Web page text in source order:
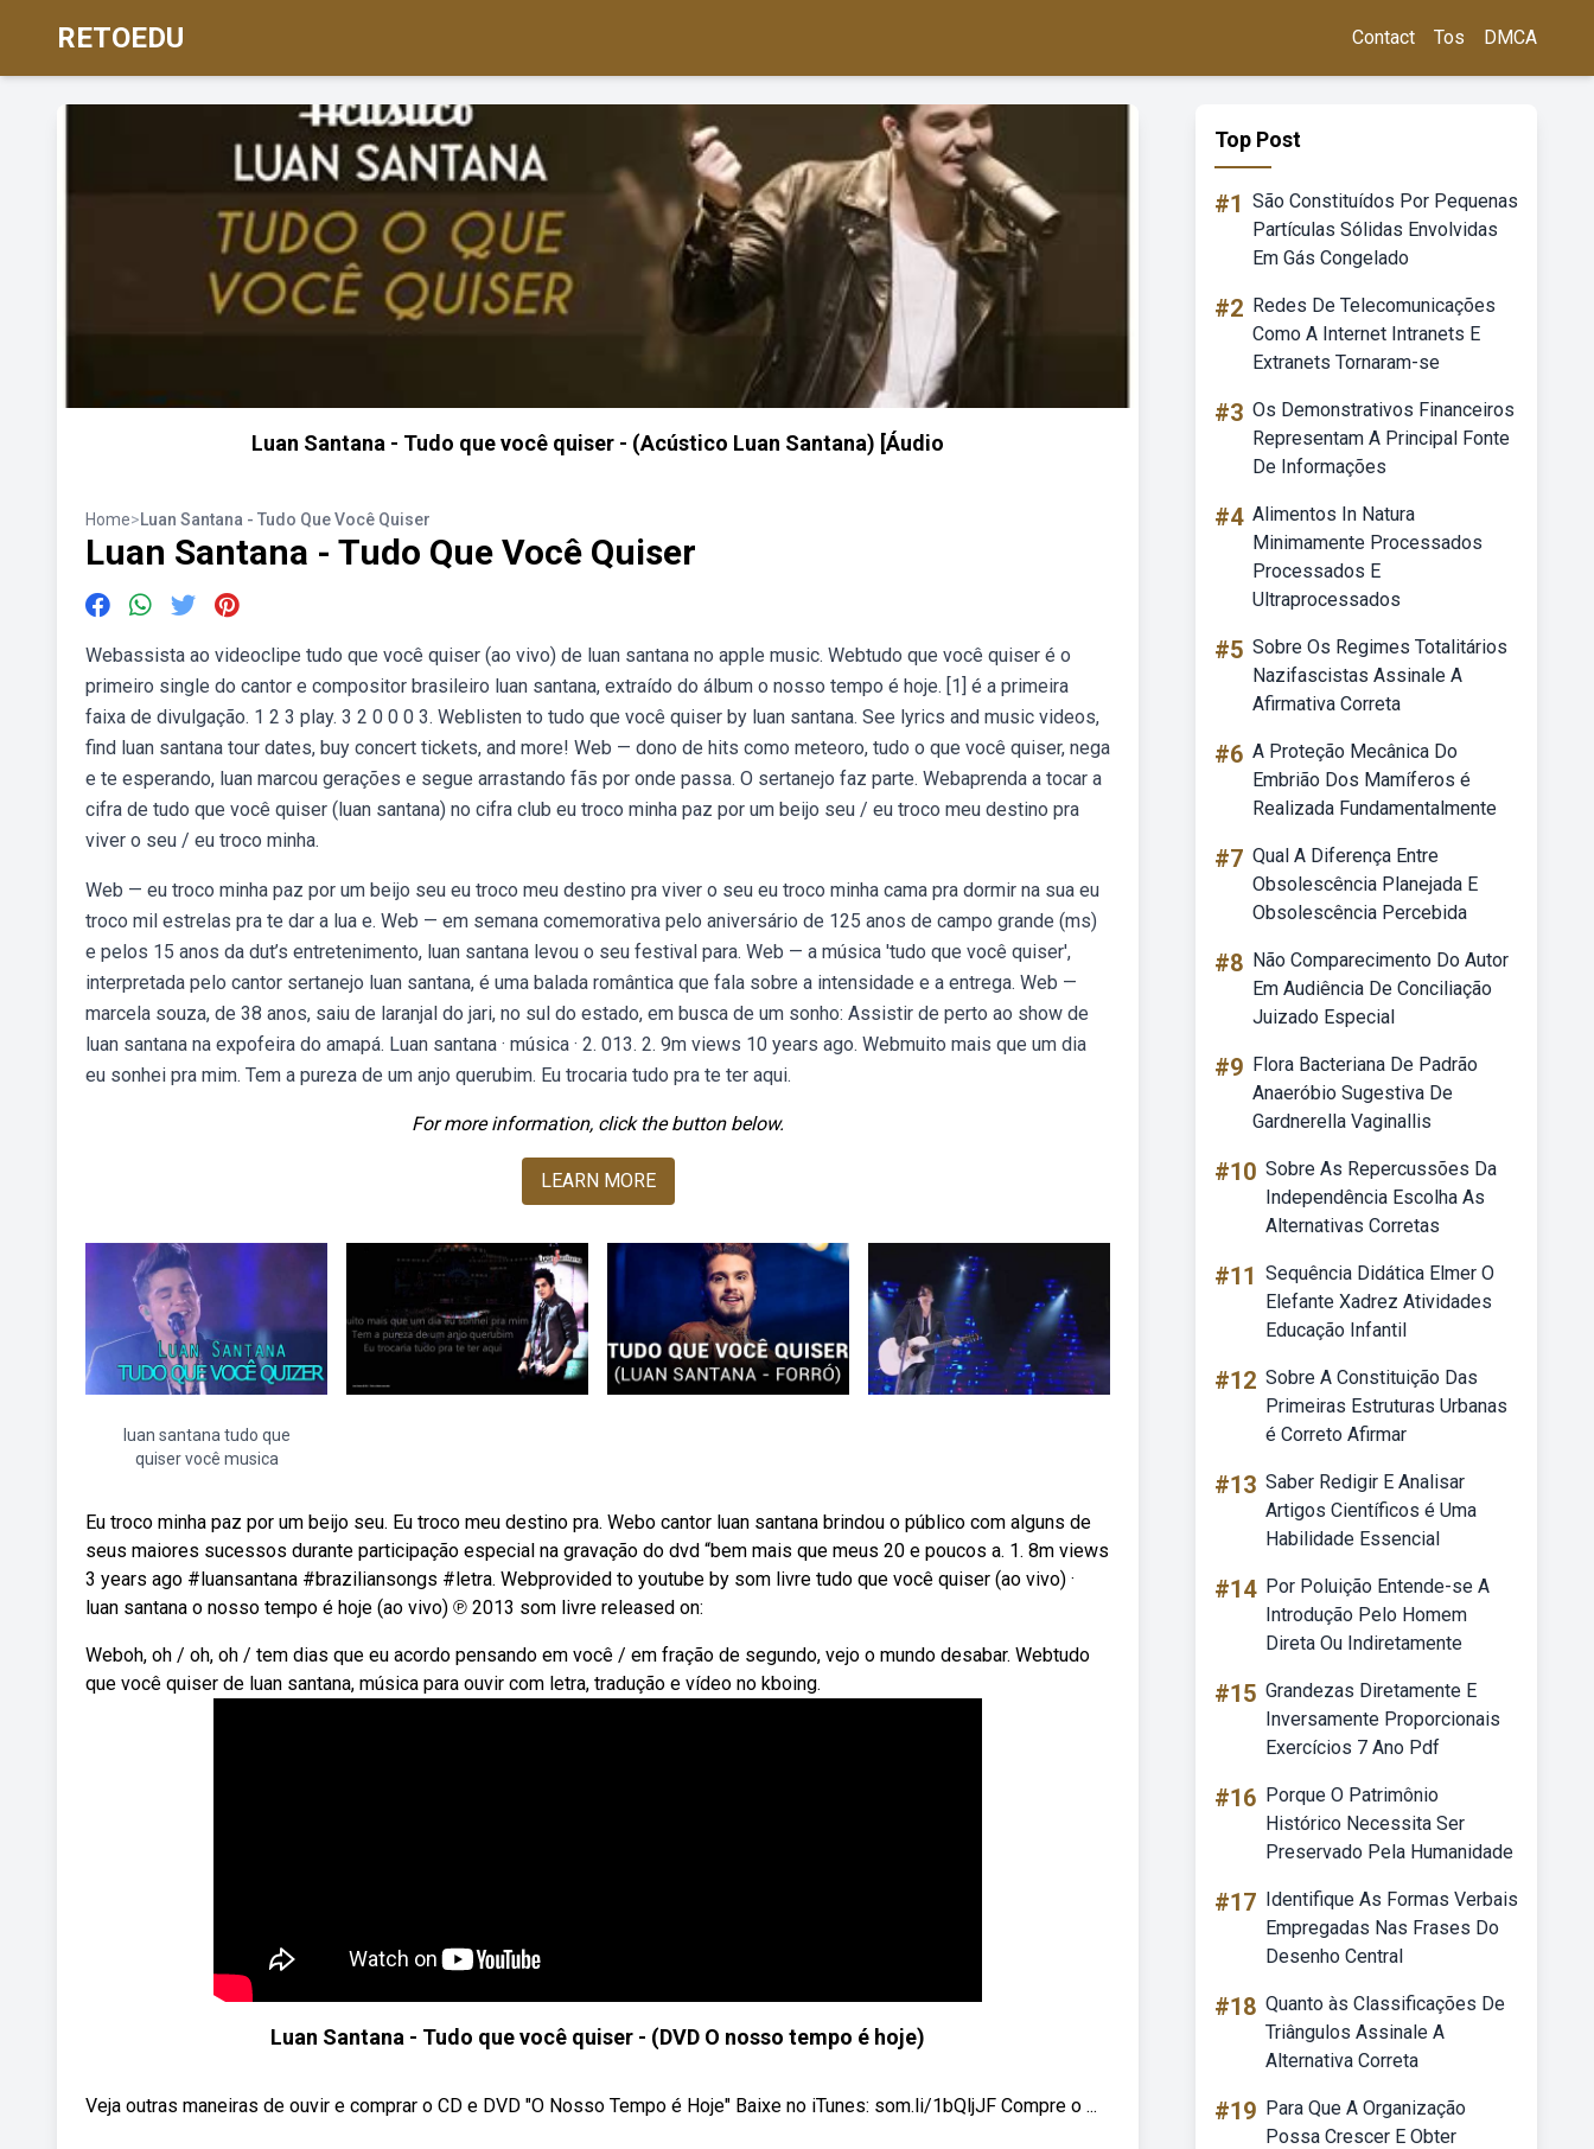
RETOEDU Contact Tos DMCA
Luan Santana - Tudo que você quiser - (Acústico Luan Santana) [Áudio
Home>Luan Santana - Tudo Que Você Quiser
Luan Santana - Tudo Que Você Quiser
Webassista ao videoclipe tudo que você quiser (ao vivo) de luan santana no apple music. Webtudo que você quiser é o
primeiro single do cantor e compositor brasileiro luan santana, extraído do álbum o nosso tempo é hoje. [1] é a primeira
faixa de divulgação. 1 2 3 play. 3 2 0 0 0 3. Weblisten to tudo que você quiser by luan santana. See lyrics and music videos,
find luan santana tour dates, buy concert tickets, and more! Web — dono de hits como meteoro, tudo o que você quiser, nega
e te esperando, luan marcou gerações e segue arrastando fãs por onde passa. O sertanejo faz parte. Webaprenda a tocar a
cifra de tudo que você quiser (luan santana) no cifra club eu troco minha paz por um beijo seu / eu troco meu destino pra
viver o seu / eu troco minha.
Web — eu troco minha paz por um beijo seu eu troco meu destino pra viver o seu eu troco minha cama pra dormir na sua eu
troco mil estrelas pra te dar a lua e. Web — em semana comemorativa pelo aniversário de 125 anos de campo grande (ms)
e pelos 15 anos da dut’s entretenimento, luan santana levou o seu festival para. Web — a música 'tudo que você quiser',
interpretada pelo cantor sertanejo luan santana, é uma balada romântica que fala sobre a intensidade e a entrega. Web —
marcela souza, de 38 anos, saiu de laranjal do jari, no sul do estado, em busca de um sonho: Assistir de perto ao show de
luan santana na expofeira do amapá. Luan santana · música · 2. 013. 2. 9m views 10 years ago. Webmuito mais que um dia
eu sonhei pra mim. Tem a pureza de um anjo querubim. Eu trocaria tudo pra te ter aqui.
For more information, click the button below.
LEARN MORE
luan santana tudo que
quiser você musica
Eu troco minha paz por um beijo seu. Eu troco meu destino pra. Webo cantor luan santana brindou o público com alguns de
seus maiores sucessos durante participação especial na gravação do dvd “bem mais que meus 20 e poucos a. 1. 8m views
3 years ago #luansantana #braziliansongs #letra. Webprovided to youtube by som livre tudo que você quiser (ao vivo) ·
luan santana o nosso tempo é hoje (ao vivo) ℗ 2013 som livre released on:
Weboh, oh / oh, oh / tem dias que eu acordo pensando em você / em fração de segundo, vejo o mundo desabar. Webtudo
que você quiser de luan santana, música para ouvir com letra, tradução e vídeo no kboing.
Luan Santana - Tudo que você quiser - (DVD O nosso tempo é hoje)
Veja outras maneiras de ouvir e comprar o CD e DVD "O Nosso Tempo é Hoje" Baixe no iTunes: som.li/1bQljJF Compre o ...
Top Post
#1 São Constituídos Por Pequenas
Partículas Sólidas Envolvidas
Em Gás Congelado
#2 Redes De Telecomunicações
Como A Internet Intranets E
Extranets Tornaram-se
#3 Os Demonstrativos Financeiros
Representam A Principal Fonte
De Informações
#4 Alimentos In Natura
Minimamente Processados
Processados E
Ultraprocessados
#5 Sobre Os Regimes Totalitários
Nazifascistas Assinale A
Afirmativa Correta
#6 A Proteção Mecânica Do
Embrião Dos Mamíferos é
Realizada Fundamentalmente
#7 Qual A Diferença Entre
Obsolescência Planejada E
Obsolescência Percebida
#8 Não Comparecimento Do Autor
Em Audiência De Conciliação
Juizado Especial
#9 Flora Bacteriana De Padrão
Anaeróbio Sugestiva De
Gardnerella Vaginallis
#10 Sobre As Repercussões Da
Independência Escolha As
Alternativas Corretas
#11 Sequência Didática Elmer O
Elefante Xadrez Atividades
Educação Infantil
#12 Sobre A Constituição Das
Primeiras Estruturas Urbanas
é Correto Afirmar
#13 Saber Redigir E Analisar
Artigos Científicos é Uma
Habilidade Essencial
#14 Por Poluição Entende-se A
Introdução Pelo Homem
Direta Ou Indiretamente
#15 Grandezas Diretamente E
Inversamente Proporcionais
Exercícios 7 Ano Pdf
#16 Porque O Patrimônio
Histórico Necessita Ser
Preservado Pela Humanidade
#17 Identifique As Formas Verbais
Empregadas Nas Frases Do
Desenho Central
#18 Quanto às Classificações De
Triângulos Assinale A
Alternativa Correta
#19 Para Que A Organização
Possa Crescer E Obter